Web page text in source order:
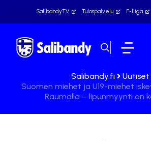
SalibandyTV Tulospalvelu F-liiga
Salibandy.fi
Uutiset
Suomen miehet ja U19-miehet
Raumalla – lipunmyynti on